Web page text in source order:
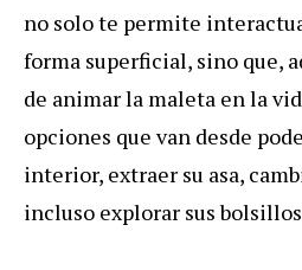
no solo te permite
forma superficial, sino que,
de animar la maleta en la
opciones que van desde
interior, extraer su asa,
incluso explorar sus